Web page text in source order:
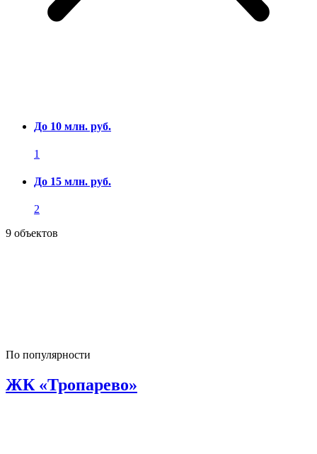
До 10 млн. руб.
1
До 15 млн. руб.
2
9 объектов
По популярности
ЖК «Тропарево»